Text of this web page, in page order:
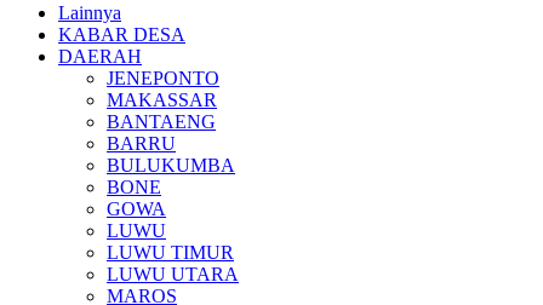
Lainnya
KABAR DESA
DAERAH
JENEPONTO
MAKASSAR
BANTAENG
BARRU
BULUKUMBA
BONE
GOWA
LUWU
LUWU TIMUR
LUWU UTARA
MAROS